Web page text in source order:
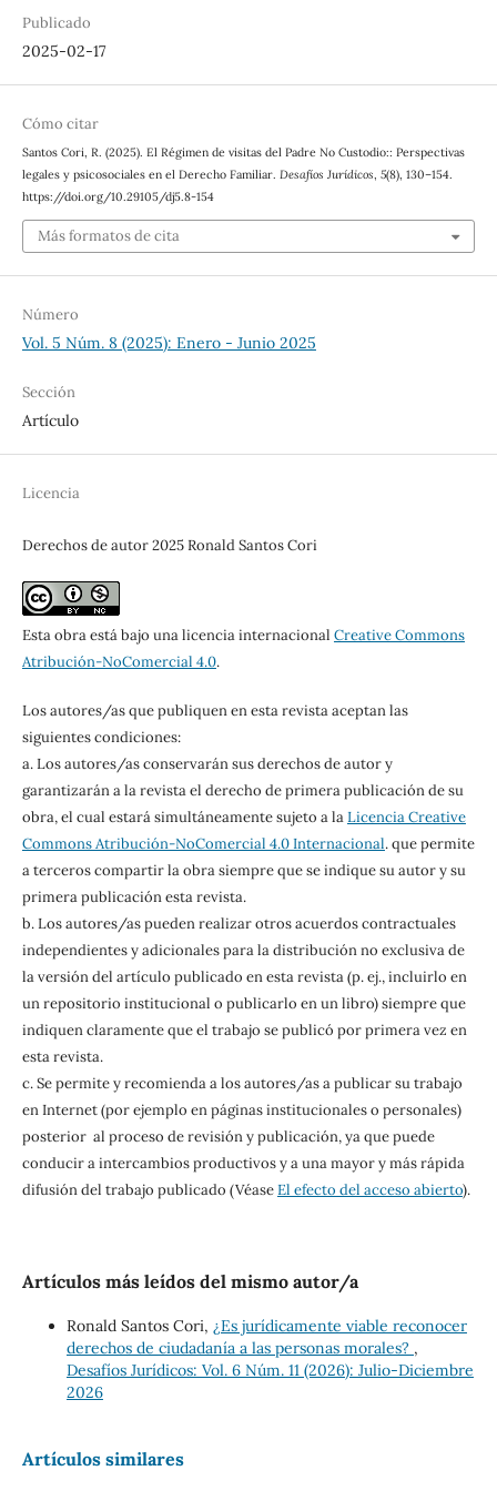
Publicado
2025-02-17
Cómo citar
Santos Cori, R. (2025). El Régimen de visitas del Padre No Custodio:: Perspectivas
legales y psicosociales en el Derecho Familiar. Desafíos Jurídicos, 5(8), 130–154.
https://doi.org/10.29105/dj5.8-154
Más formatos de cita
Número
Vol. 5 Núm. 8 (2025): Enero - Junio 2025
Sección
Artículo
Licencia
Derechos de autor 2025 Ronald Santos Cori
Esta obra está bajo una licencia internacional Creative Commons
Atribución-NoComercial 4.0.
Los autores/as que publiquen en esta revista aceptan las
siguientes condiciones:
a. Los autores/as conservarán sus derechos de autor y
garantizarán a la revista el derecho de primera publicación de su
obra, el cual estará simultáneamente sujeto a laLicencia Creative
Commons Atribución-NoComercial 4.0 Internacional. que permite
a terceros compartir la obra siempre que se indique su autor y su
primera publicación esta revista.
b. Los autores/as pueden realizar otros acuerdos contractuales
independientes y adicionales para la distribución no exclusiva de
la versión del artículo publicado en esta revista (p. ej., incluirlo en
un repositorio institucional o publicarlo en un libro) siempre que
indiquen claramente que el trabajo se publicó por primera vez en
esta revista.
c. Se permite y recomienda a los autores/as a publicar su trabajo
en Internet (por ejemplo en páginas institucionales o personales)
posterior al proceso de revisión y publicación, ya que puede
conducir a intercambios productivos y a una mayor y más rápida
difusión del trabajo publicado (VéaseEl efecto del acceso abierto).
Artículos más leídos del mismo autor/a
Ronald Santos Cori, ¿Es jurídicamente viable reconocer
derechos de ciudadanía a las personas morales? ,
Desafíos Jurídicos: Vol. 6 Núm. 11 (2026): Julio-Diciembre
2026
Artículos similares